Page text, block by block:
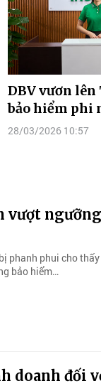
DBV vươn
bảo hiểm phi
28/03/2026 10:57
vượt
phanh phui cho
bảo hiểm…
doanh đối